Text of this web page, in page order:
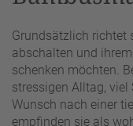
Grundsätzlich richtet
abschalten und
schenken möchten.
stressigen Alltag,
Wunsch nach einer
empfinden sie als